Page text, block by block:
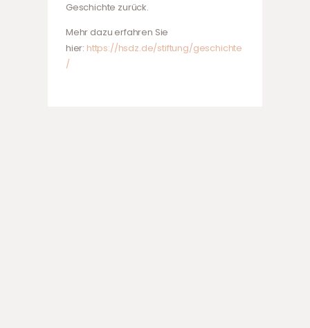
Geschichte zurück.
Mehr dazu erfahren Sie
hier: https://hsdz.de/stiftung/geschichte
/